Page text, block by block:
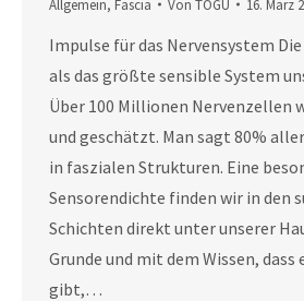
Allgemein, Fascia Von TOGU 16. März
Impulse für das Nervensystem
als das größte sensible System
Über 100 Millionen Nervenzellen
und geschätzt. Man sagt 80%
in faszialen Strukturen. Eine
Sensorendichte finden wir in den
Schichten direkt unter unserer
Grunde und mit dem Wissen, dass
gibt,…